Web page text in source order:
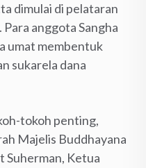
dimulai di pelataran
anggota Sangha
umat membentuk
sukarela dana
tokoh penting,
Majelis Buddhayana
Suherman, Ketua